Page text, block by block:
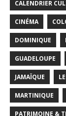
CALENDRIER
CINÉMA
DOMINIQUE
GUADELOUPE
JAMAÏQUE
MARTINIQUE
PATRIMOINE &